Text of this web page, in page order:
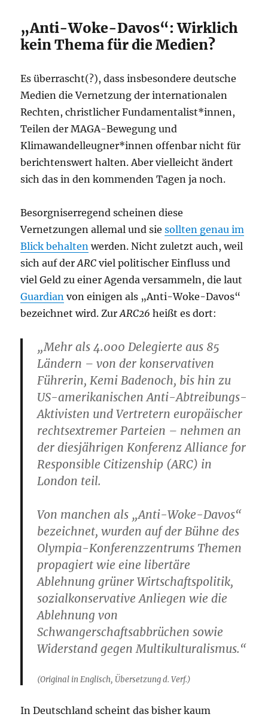
„Anti-Woke-Davos“: Wirklich
kein Thema für die Medien?
Es überrascht(?), dass insbesondere deutsche
Medien die Vernetzung der internationalen
Rechten, christlicher Fundamentalist*innen,
Teilen der MAGA-Bewegung und
Klimawandelleugner*innen offenbar nicht für
berichtenswert halten. Aber vielleicht ändert
sich das in den kommenden Tagen ja noch.
Besorgniserregend scheinen diese
Vernetzungen allemal und siesollten genau im
Blick behalten werden. Nicht zuletzt auch, weil
sich auf derARC viel politischer Einfluss und
viel Geld zu einer Agenda versammeln, die laut
Guardian von einigen als „Anti-Woke-Davos“
bezeichnet wird. ZurARC26heißt es dort:
„Mehr als 4.000 Delegierte aus 85
Ländern – von der konservativen
Führerin, Kemi Badenoch, bis hin zu
US-amerikanischen Anti-Abtreibungs-
Aktivisten und Vertretern europäischer
rechtsextremer Parteien – nehmen an
der diesjährigen Konferenz Alliance for
Responsible Citizenship (ARC) in
London teil.
Von manchen als „Anti-Woke-Davos“
bezeichnet, wurden auf der Bühne des
Olympia-Konferenzzentrums Themen
propagiert wie eine libertäre
Ablehnung grüner Wirtschaftspolitik,
sozialkonservative Anliegen wie die
Ablehnung von
Schwangerschaftsabbrüchen sowie
Widerstand gegen Multikulturalismus.“
(Original in Englisch, Übersetzung d. Verf.)
In Deutschland scheint das bisher kaum